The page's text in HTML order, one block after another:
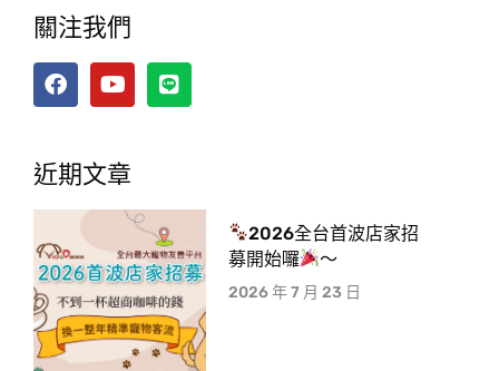
關注我們
近期文章
2026全台首波店家招
募開始囉
～
2026 年 7 月 23 日